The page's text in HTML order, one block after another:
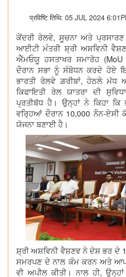
प्रविष्टि तिथि: 05 JUL 2024
ਕੇਂਦਰੀ ਰੇਲਵੇ, ਸੂਚਨਾ ਅਤੇ
ਆਈਟੀ ਮੰਤਰੀ ਸ਼੍ਰੀ ਅਸ਼ਵਿਨੀ
ਐੱਮਓਯੂ ਹਸਤਾਖਰ ਸਮਾਰੋਹ (MoU
ਦੌਰਾਨ ਸਭਾ ਨੂੰ ਸੰਬੋਧਨ ਕਰਦੇ ਹੋਏ
ਭਾਰਤੀ ਰੇਲਵੇ ਗ਼ਰੀਬਾਂ, ਹੇਠਲੇ
ਕਿਫਾਇਤੀ ਰੇਲ ਯਾਤਰਾ ਦੀ
ਪ੍ਰਤੀਬੱਧ ਹੈ। ਉਨ੍ਹਾਂ ਨੇ ਕਿਹਾ
ਵਰ੍ਹਿਆਂ ਦੌਰਾਨ 10,000 ਨੌਨ-ਏਸੀ
ਯੋਜਨਾ ਬਣਾਈ ਹੈ।
ਸ਼੍ਰੀ ਅਸ਼ਵਿਨੀ ਵੈਸ਼ਣਵ ਨੇ ਦੇਸ਼ ਭਰ ਦੇ
ਸਮਰਪਣ ਦੇ ਨਾਲ ਕੰਮ ਕਰਨ ਅਤੇ
ਵੀ ਅਪੀਲ ਕੀਤੀ। ਨਾਲ ਹੀ,